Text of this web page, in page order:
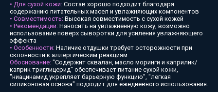
• Для сухой кожи: Состав хорошо подходит благодаря
содержанию питательных масел и увлажняющих компонентов
• Совместимость: Высокая совместимость с сухой кожей
• Рекомендации: Наносить на увлажненную кожу, возможно
использование поверх сыворотки для усиления увлажняющего
эффекта
• Особенности: Наличие отдушки требует осторожности при
склонности к аллергическим реакциям
Обоснование: "Содержит сквалан, масло моринги и каприлик/
каприк триглицерид" обеспечивает питание сухой кожи,
"ниацинамид укрепляет барьерную функцию", "легкая
силиконовая основа" подходит для ежедневного использования.